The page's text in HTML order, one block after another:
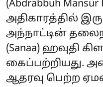
(Abdrabbuh
அதிகாரத்தில்
அந்நாட்டின்
(Sanaa) ஹவுதி
கைப்பற்றியது.
ஆதரவு பெற்ற